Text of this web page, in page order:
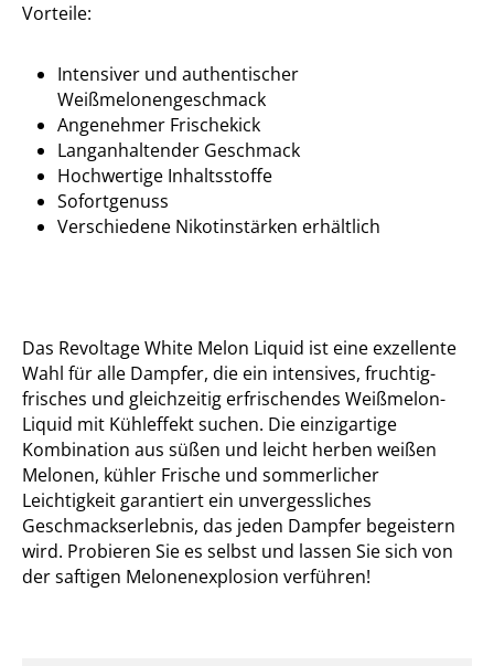
Vorteile:
Intensiver und authentischer
Weißmelonengeschmack
Angenehmer Frischekick
Langanhaltender Geschmack
Hochwertige Inhaltsstoffe
Sofortgenuss
Verschiedene Nikotinstärken erhältlich
Das Revoltage White Melon Liquid ist eine exzellente
Wahl für alle Dampfer, die ein intensives, fruchtig-
frisches und gleichzeitig erfrischendes Weißmelon-
Liquid mit Kühleffekt suchen. Die einzigartige
Kombination aus süßen und leicht herben weißen
Melonen, kühler Frische und sommerlicher
Leichtigkeit garantiert ein unvergessliches
Geschmackserlebnis, das jeden Dampfer begeistern
wird. Probieren Sie es selbst und lassen Sie sich von
der saftigen Melonenexplosion verführen!